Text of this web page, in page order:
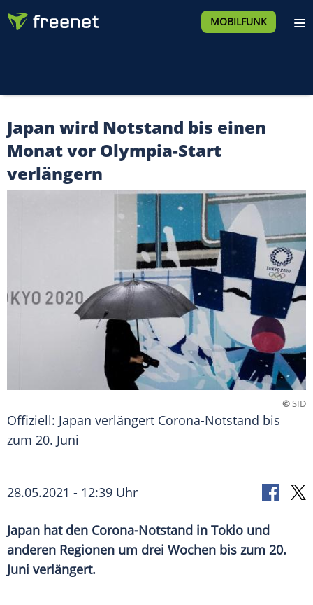
MOBILFUNK
Japan wird Notstand bis einen
Monat vor Olympia-Start
verlängern
©SID
Offiziell: Japan verlängert Corona-Notstand bis
zum 20. Juni
28.05.2021 - 12:39 Uhr
Japan hat den Corona-Notstand in Tokio und
anderen Regionen um drei Wochen bis zum 20.
Juni verlängert.